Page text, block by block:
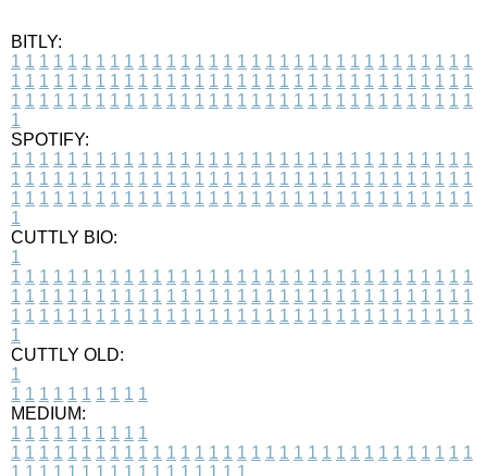
BITLY:
1 1 1 1 1 1 1 1 1 1 1 1 1 1 1 1 1 1 1 1 1 1 1 1 1 1 1 1 1 1 1 1 1
1 1 1 1 1 1 1 1 1 1 1 1 1 1 1 1 1 1 1 1 1 1 1 1 1 1 1 1 1 1 1 1 1
1 1 1 1 1 1 1 1 1 1 1 1 1 1 1 1 1 1 1 1 1 1 1 1 1 1 1 1 1 1 1 1 1
1
SPOTIFY:
1 1 1 1 1 1 1 1 1 1 1 1 1 1 1 1 1 1 1 1 1 1 1 1 1 1 1 1 1 1 1 1 1
1 1 1 1 1 1 1 1 1 1 1 1 1 1 1 1 1 1 1 1 1 1 1 1 1 1 1 1 1 1 1 1 1
1 1 1 1 1 1 1 1 1 1 1 1 1 1 1 1 1 1 1 1 1 1 1 1 1 1 1 1 1 1 1 1 1
1
CUTTLY BIO:
1
1 1 1 1 1 1 1 1 1 1 1 1 1 1 1 1 1 1 1 1 1 1 1 1 1 1 1 1 1 1 1 1 1
1 1 1 1 1 1 1 1 1 1 1 1 1 1 1 1 1 1 1 1 1 1 1 1 1 1 1 1 1 1 1 1 1
1 1 1 1 1 1 1 1 1 1 1 1 1 1 1 1 1 1 1 1 1 1 1 1 1 1 1 1 1 1 1 1 1
1
CUTTLY OLD:
1
1 1 1 1 1 1 1 1 1 1
MEDIUM:
1 1 1 1 1 1 1 1 1 1
1 1 1 1 1 1 1 1 1 1 1 1 1 1 1 1 1 1 1 1 1 1 1 1 1 1 1 1 1 1 1 1 1
1 1 1 1 1 1 1 1 1 1 1 1 1 1 1 1 1